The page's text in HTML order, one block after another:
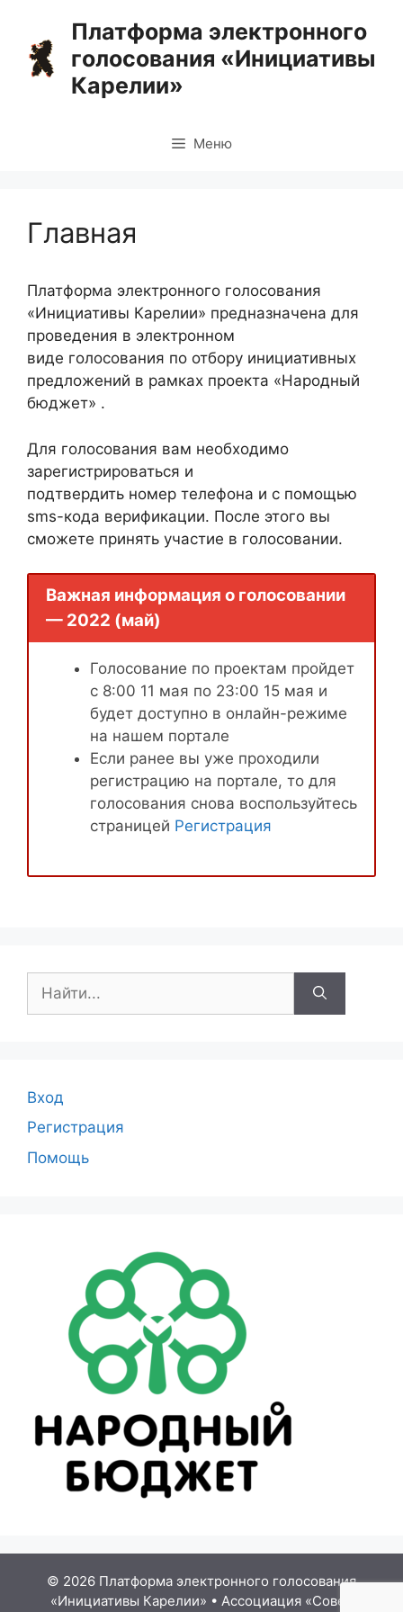
содержимому
Платформа электронного
голосования «Инициативы
Карелии»
Меню
Главная
Платформа электронного голосования
«Инициативы Карелии» предназначена для
проведения в электронном
виде голосования по отбору инициативных
предложений в рамках проекта «Народный
бюджет» .
Для голосования вам необходимо
зарегистрироваться и
подтвердить номер телефона и с помощью
sms-кода верификации. После этого вы
сможете принять участие в голосовании.
Важная информация о голосовании
— 2022 (май)
Голосование по проектам пройдет
с 8:00 11 мая по 23:00 15 мая и
будет доступно в онлайн-режиме
на нашем портале
Если ранее вы уже проходили
регистрацию на портале, то для
голосования снова воспользуйтесь
страницей Регистрация
Вход
Регистрация
Помощь
© 2026 Платформа электронного голосования
«Инициативы Карелии» • Ассоциация «Совет